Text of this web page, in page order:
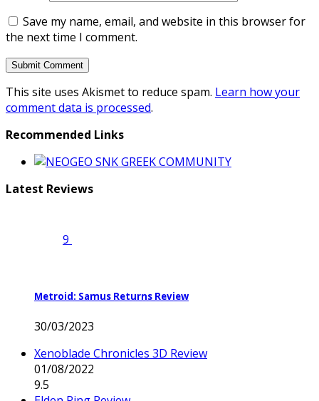
Save my name, email, and website in this browser for
the next time I comment.
This site uses Akismet to reduce spam. Learn how your
comment data is processed.
Recommended Links
Latest Reviews
9
Metroid: Samus Returns Review
30/03/2023
Xenoblade Chronicles 3D Review
01/08/2022
9.5